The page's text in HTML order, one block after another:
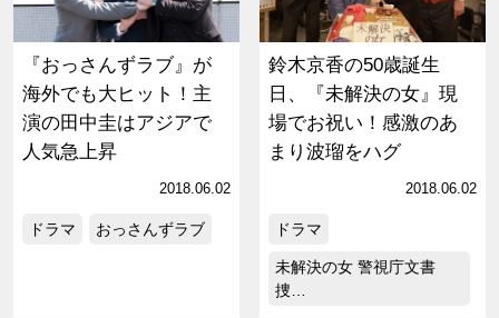
『おっさんずラブ』が
海外でも大ヒット！主
演の田中圭はアジアで
人気急上昇
2018.06.02
ドラマ おっさんずラブ
鈴木京香の50歳誕生
日、『未解決の女』現
場でお祝い！感激のあ
まり波瑠をハグ
2018.06.02
ドラマ
未解決の女 警視庁文書
捜…